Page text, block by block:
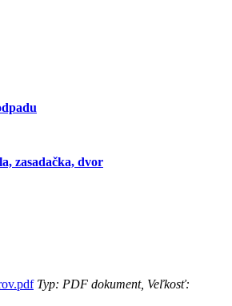
zasadačka, dvor
Typ: PDF dokument, Veľkosť: